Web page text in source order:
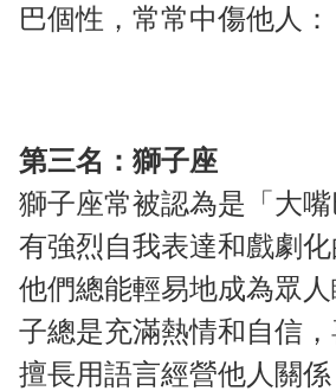
巴個性，常常中傷他人：
第三名：獅子座
獅子座常被認為是「大
有強烈自我表達和戲劇化
他們總能輕易地成為眾
子總是充滿熱情和自信，
擅長用語言經營他人關